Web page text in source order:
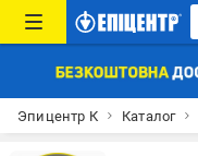
Эпицентр К Каталог